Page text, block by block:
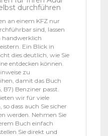
durchführen
an einem KFZ nur
sind, lassen
handwerklich
Ein Blick in
dies deutlich, wie Sie
entdecken können.
zu
damit das Buch
Benziner passt.
wir für viele
dass auch Sie sicher
werden. Nehmen Sie
Buch einfach
Sie direkt und